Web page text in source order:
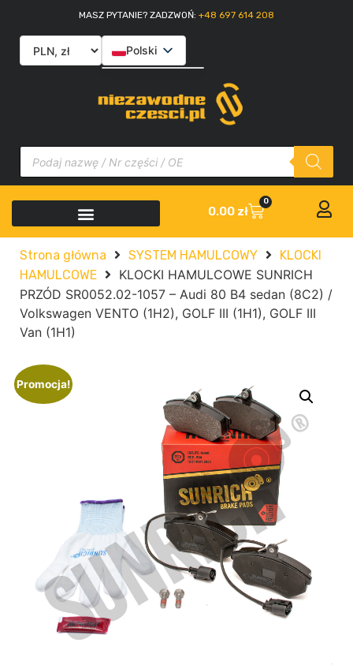
MASZ PYTANIE? ZADZWOŃ: +48 697 614 208
Polski
Slovenčina
0.00 zł
0
Strona główna SYSTEM HAMULCOWY
KLOCKI
HAMULCOWE
KLOCKI HAMULCOWE SUNRICH
PRZÓD SR0052.02-1057 – Audi 80 B4 sedan (8C2) /
Volkswagen VENTO (1H2), GOLF III (1H1), GOLF III
Van (1H1)
Promocja!